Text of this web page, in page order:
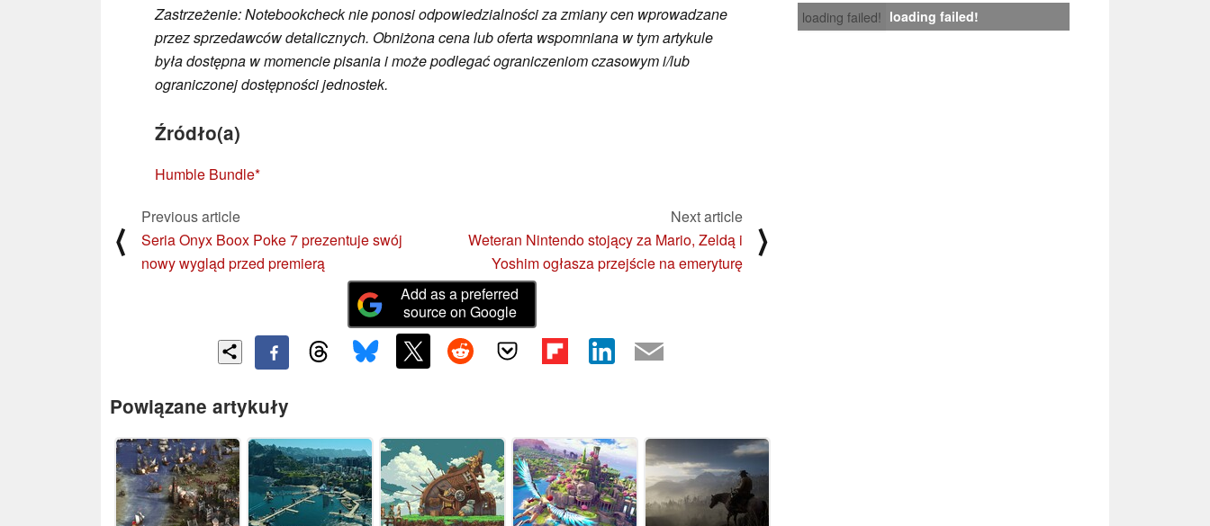
loading failed! loading failed!
Zastrzeżenie: Notebookcheck nie ponosi odpowiedzialności za zmiany cen wprowadzane
przez sprzedawców detalicznych. Obniżona cena lub oferta wspomniana w tym artykule
była dostępna w momencie pisania i może podlegać ograniczeniom czasowym i/lub
ograniczonej dostępności jednostek.
Źródło(a)
Humble Bundle
⟨
Previous article
Seria Onyx Boox Poke 7 prezentuje swój
nowy wygląd przed premierą
Next article
Weteran Nintendo stojący za Mario, Zeldą i
Yoshim ogłasza przejście na emeryturę
⟩
Add as a preferred
source on Google
Powiązane artykuły